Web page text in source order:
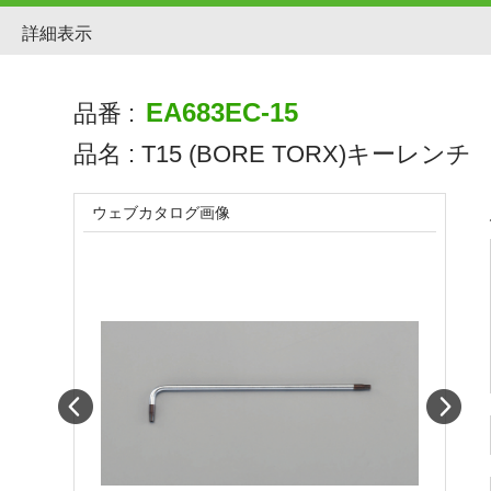
詳細表示
品番 : EA683EC-15
品名 :T15 (BORE TORX)キーレンチ
ウェブカタログ画像